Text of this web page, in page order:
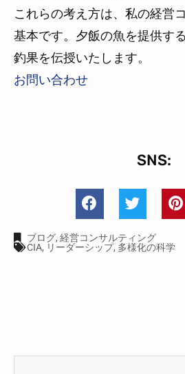
これらの考え方は、私の経営
基本です。夕飯の魚を提供す
釣果を伝授いたします。
お問い合わせ
SNS:
ブログ, 経営コンサルティング
CIA, リーダーシップ, 多様化の科学